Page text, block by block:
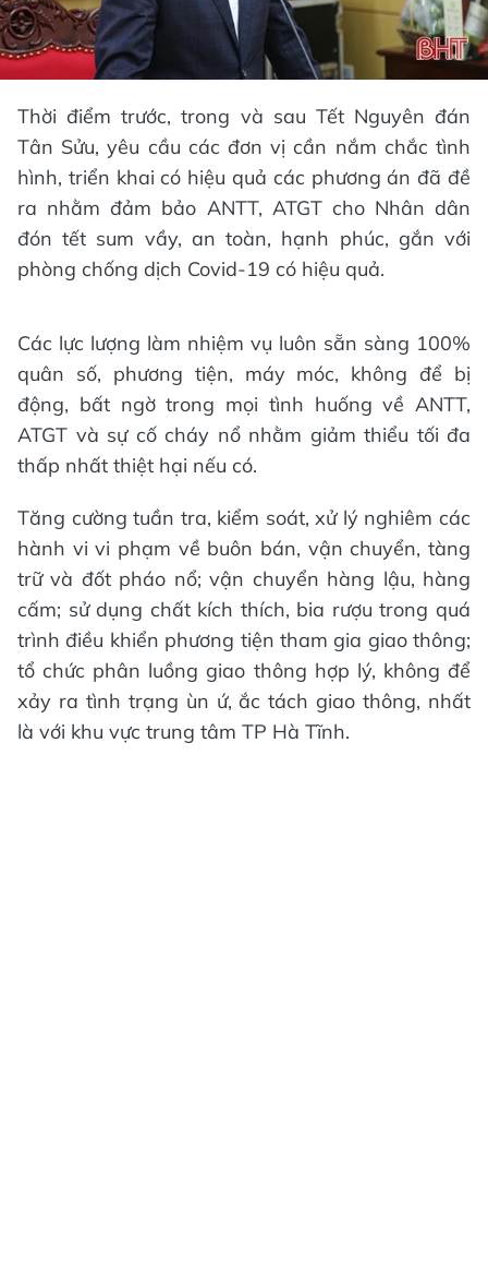
Thời điểm trước, trong và sau Tết Nguyên đán
Tân Sửu, yêu cầu các đơn vị cần nắm chắc tình
hình, triển khai có hiệu quả các phương án đã đề
ra nhằm đảm bảo ANTT, ATGT cho Nhân dân
đón tết sum vầy, an toàn, hạnh phúc, gắn với
phòng chống dịch Covid-19 có hiệu quả.
Các lực lượng làm nhiệm vụ luôn sẵn sàng 100%
quân số, phương tiện, máy móc, không để bị
động, bất ngờ trong mọi tình huống về ANTT,
ATGT và sự cố cháy nổ nhằm giảm thiểu tối đa
thấp nhất thiệt hại nếu có.
Tăng cường tuần tra, kiểm soát, xử lý nghiêm các
hành vi vi phạm về buôn bán, vận chuyển, tàng
trữ và đốt pháo nổ; vận chuyển hàng lậu, hàng
cấm; sử dụng chất kích thích, bia rượu trong quá
trình điều khiển phương tiện tham gia giao thông;
tổ chức phân luồng giao thông hợp lý, không để
xảy ra tình trạng ùn ứ, ắc tách giao thông, nhất
là với khu vực trung tâm TP Hà Tĩnh.